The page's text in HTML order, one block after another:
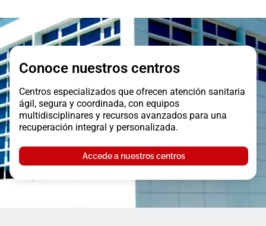
Conoce nuestros centros
Centros especializados que ofrecen atención sanitaria
ágil, segura y coordinada, con equipos
multidisciplinares y recursos avanzados para una
recuperación integral y personalizada.
Accede a nuestros centros